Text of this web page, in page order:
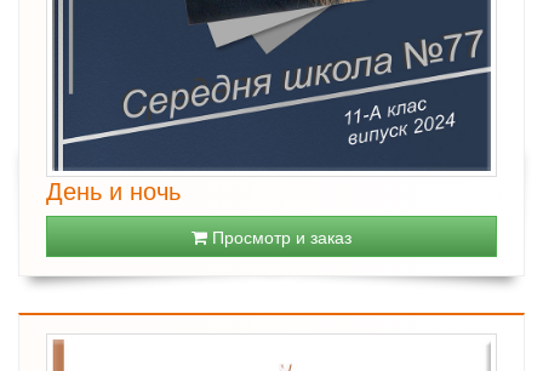
День и ночь
Просмотр и заказ